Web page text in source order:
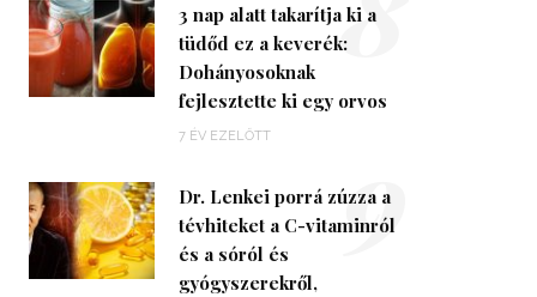
3 nap alatt takarítja ki a
tüdőd ez a keverék:
Dohányosoknak
fejlesztette ki egy orvos
7 ÉV EZELŐTT
Dr. Lenkei porrá zúzza a
tévhiteket a C-vitaminról
és a sóról és
gyógyszerekről,
9